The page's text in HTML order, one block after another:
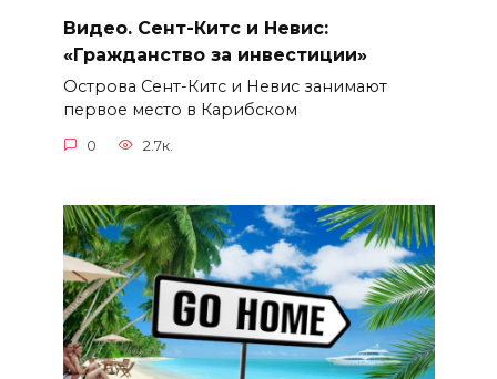
Видео. Сент-Китс и Невис:
«Гражданство за инвестиции»
Острова Сент-Китс и Невис занимают
первое место в Карибском
0 2.7к.